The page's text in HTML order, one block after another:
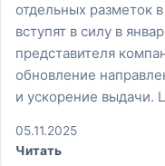
отдельных разметок
вступят в силу в
представителя
обновление
и ускорение выдачи.
05.11.2025
Читать